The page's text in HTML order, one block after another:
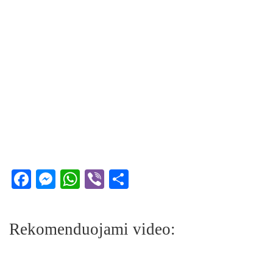
Facebook
Messenger
WhatsApp
Viber
Rekomenduojami video: